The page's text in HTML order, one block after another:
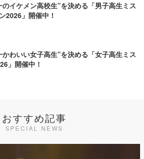
のイケメン高校生”を決める「男子高生ミス
2026」開催中！
かわいい女子高生”を決める「女子高生ミス
」開催中！
おすすめ記事
SPECIAL NEWS